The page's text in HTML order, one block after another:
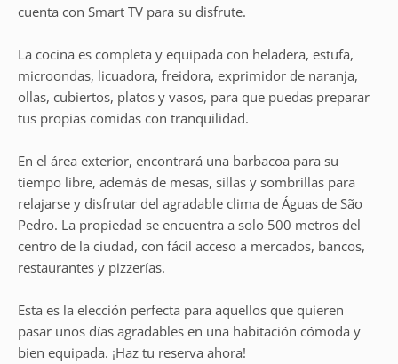
cuenta con Smart TV para su disfrute.
La cocina es completa y equipada con heladera, estufa,
microondas, licuadora, freidora, exprimidor de naranja,
ollas, cubiertos, platos y vasos, para que puedas preparar
tus propias comidas con tranquilidad.
En el área exterior, encontrará una barbacoa para su
tiempo libre, además de mesas, sillas y sombrillas para
relajarse y disfrutar del agradable clima de Águas de São
Pedro. La propiedad se encuentra a solo 500 metros del
centro de la ciudad, con fácil acceso a mercados, bancos,
restaurantes y pizzerías.
Esta es la elección perfecta para aquellos que quieren
pasar unos días agradables en una habitación cómoda y
bien equipada. ¡Haz tu reserva ahora!